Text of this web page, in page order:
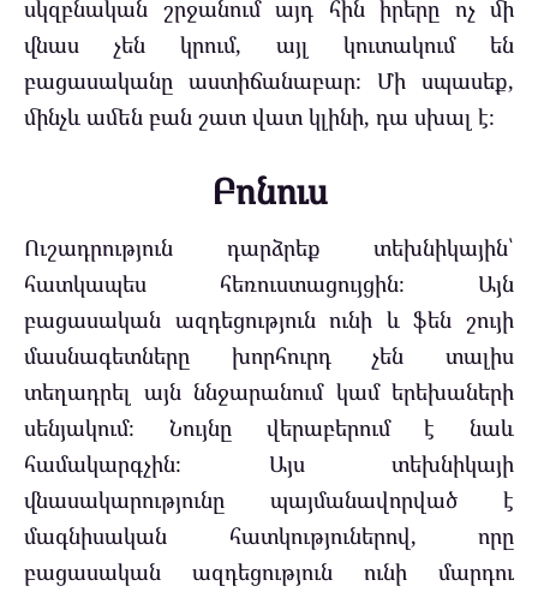
սկզբնական շրջանում այդ հին իրերը ոչ մի
վնաս չեն կրում, այլ կուտակում են
բացասականը աստիճանաբար։ Մի սպասեք,
մինչև ամեն բան շատ վատ կլինի, դա սխալ է։
Բոնուս
Ուշադրություն դարձրեք տեխնիկային՝
հատկապես հեռուստացույցին։ Այն
բացասական ազդեցություն ունի և ֆեն շույի
մասնագետները խորհուրդ չեն տալիս
տեղադրել այն ննջարանում կամ երեխաների
սենյակում։ Նույնը վերաբերում է նաև
համակարգչին։ Այս տեխնիկայի
վնասակարությունը պայմանավորված է
մագնիսական հատկություներով, որը
բացասական ազդեցություն ունի մարդու